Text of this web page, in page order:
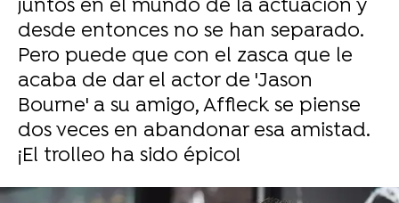
juntos en el mundo de la actuación y
desde entonces no se han separado.
Pero puede que con el zasca que le
acaba de dar el actor de 'Jason
Bourne' a su amigo, Affleck se piense
dos veces en abandonar esa amistad.
¡El trolleo ha sido épico!
-